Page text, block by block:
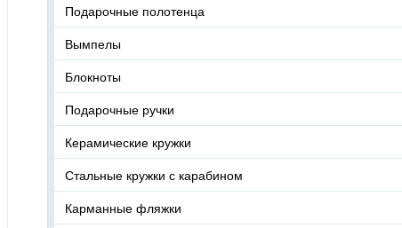
Подарочные полотенца
Вымпелы
Блокноты
Подарочные ручки
Керамические кружки
Стальные кружки с карабином
Карманные фляжки